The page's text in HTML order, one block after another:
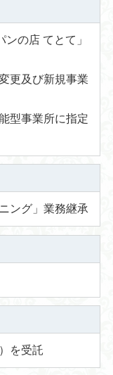
の店 てとて」
更及び新規事業
型事業所に指定
ング」業務継承
を受託